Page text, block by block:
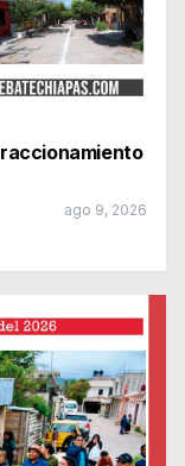
ago 9, 2026